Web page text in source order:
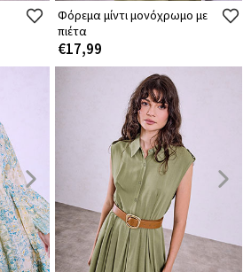
Φόρεμα μίντι μονόχρωμο με
πιέτα
€17,99